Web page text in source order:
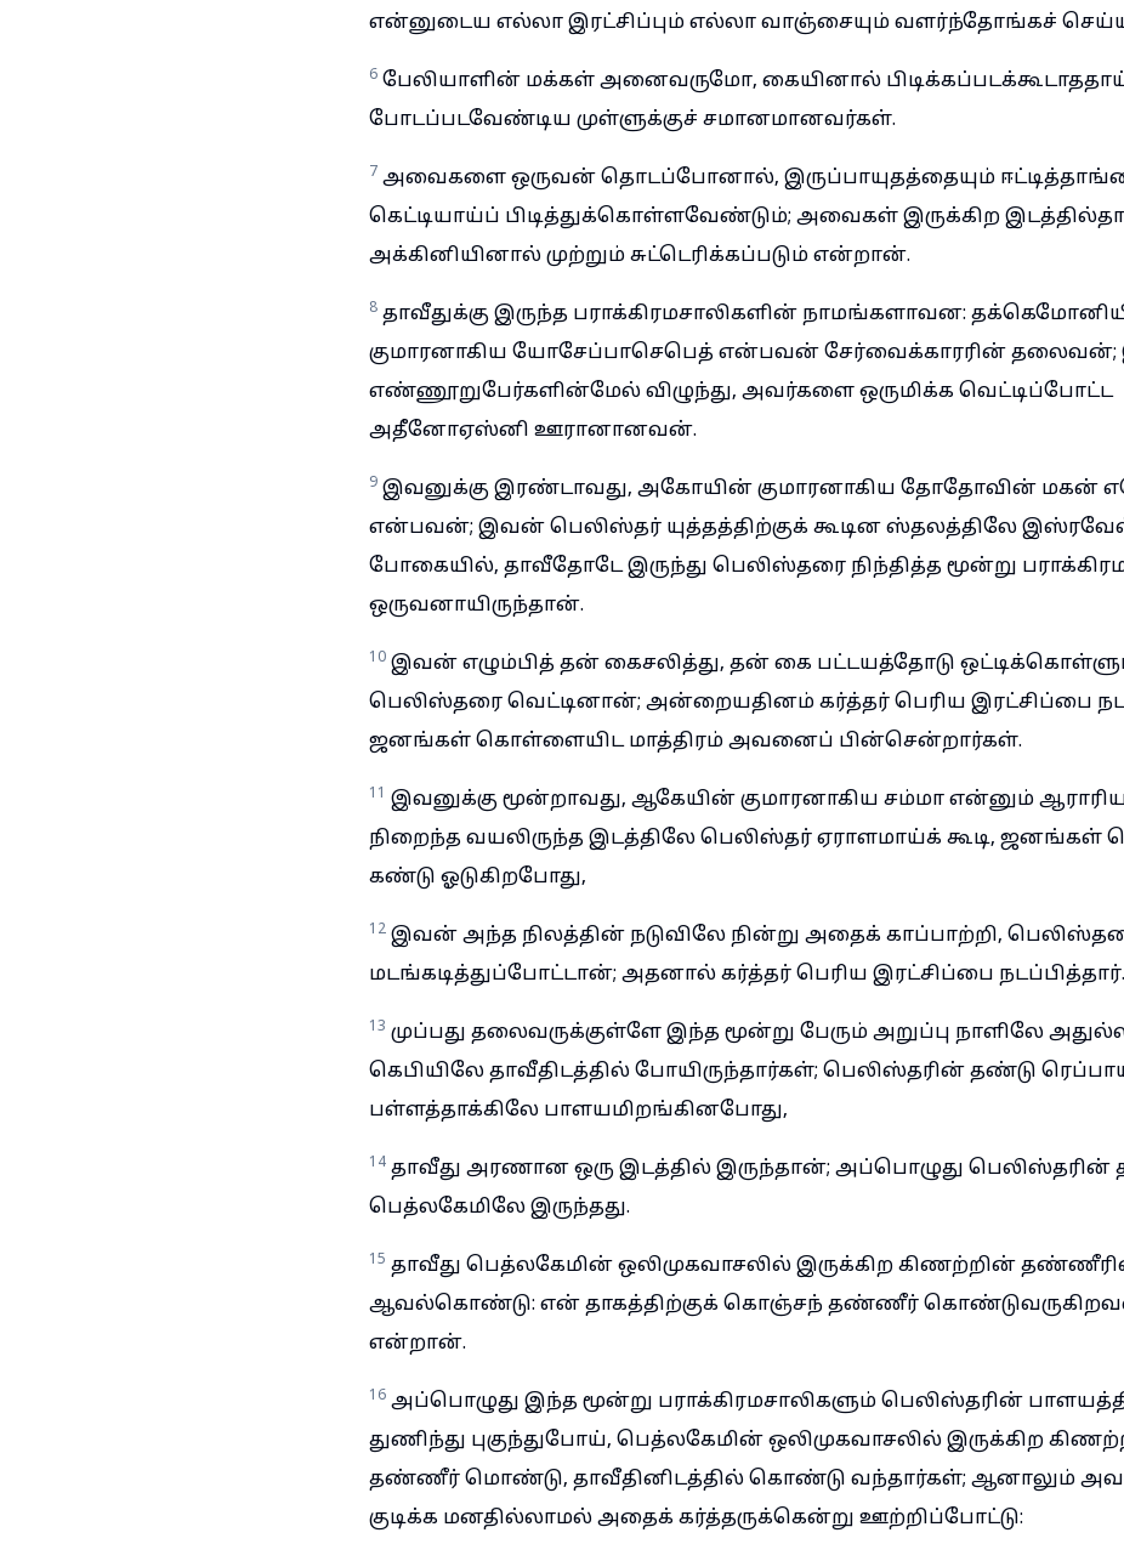
என்னுடைய எல்லா இரட்சிப்பும் எல்லா வாஞ்சையும் வளர்ந்தோங்கச்
6 பேலியாளின் மக்கள் அனைவருமோ, கையினால் பிடிக்கப்படக்கூடாததாய்
போடப்படவேண்டிய முள்ளுக்குச் சமானமானவர்கள்.
7 அவைகளை ஒருவன் தொடப்போனால், இருப்பாயுதத்தையும்
கெட்டியாய்ப் பிடித்துக்கொள்ளவேண்டும்; அவைகள் இருக்கிற
அக்கினியினால் முற்றும் சுட்டெரிக்கப்படும் என்றான்.
8 தாவீதுக்கு இருந்த பராக்கிரமசாலிகளின் நாமங்களாவன:
குமாரனாகிய யோசேப்பாசெபெத் என்பவன் சேர்வைக்காரரின்
எண்ணூறுபேர்களின்மேல் விழுந்து, அவர்களை ஒருமிக்க வெட்டிப்போட்ட
அதீனோஏஸ்னி ஊரானானவன்.
9 இவனுக்கு இரண்டாவது, அகோயின் குமாரனாகிய தோதோவின் மகன்
என்பவன்; இவன் பெலிஸ்தர் யுத்தத்திற்குக் கூடின ஸ்தலத்திலே
போகையில், தாவீதோடே இருந்து பெலிஸ்தரை நிந்தித்த மூன்று
ஒருவனாயிருந்தான்.
10 இவன் எழும்பித் தன் கைசலித்து, தன் கை பட்டயத்தோடு
பெலிஸ்தரை வெட்டினான்; அன்றையதினம் கர்த்தர் பெரிய இரட்சிப்பை
ஜனங்கள் கொள்ளையிட மாத்திரம் அவனைப் பின்சென்றார்கள்.
11 இவனுக்கு மூன்றாவது, ஆகேயின் குமாரனாகிய சம்மா என்னும்
நிறைந்த வயலிருந்த இடத்திலே பெலிஸ்தர் ஏராளமாய்க் கூடி, ஜனங்கள்
கண்டு ஓடுகிறபோது,
12 இவன் அந்த நிலத்தின் நடுவிலே நின்று அதைக் காப்பாற்றி,
மடங்கடித்துப்போட்டான்; அதனால் கர்த்தர் பெரிய இரட்சிப்பை நடப்பித்தார்.
13 முப்பது தலைவருக்குள்ளே இந்த மூன்று பேரும் அறுப்பு நாளிலே
கெபியிலே தாவீதிடத்தில் போயிருந்தார்கள்; பெலிஸ்தரின் தண்டு
பள்ளத்தாக்கிலே பாளயமிறங்கினபோது,
14 தாவீது அரணான ஒரு இடத்தில் இருந்தான்; அப்பொழுது
பெத்லகேமிலே இருந்தது.
15 தாவீது பெத்லகேமின் ஒலிமுகவாசலில் இருக்கிற கிணற்றின்
ஆவல்கொண்டு: என் தாகத்திற்குக் கொஞ்சந் தண்ணீர்
என்றான்.
16 அப்பொழுது இந்த மூன்று பராக்கிரமசாலிகளும் பெலிஸ்தரின்
துணிந்து புகுந்துபோய், பெத்லகேமின் ஒலிமுகவாசலில் இருக்கிற
தண்ணீர் மொண்டு, தாவீதினிடத்தில் கொண்டு வந்தார்கள்; ஆனாலும்
குடிக்க மனதில்லாமல் அதைக் கர்த்தருக்கென்று ஊற்றிப்போட்டு: